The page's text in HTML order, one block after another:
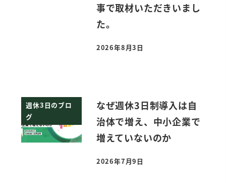
事で取材いただきいまし
た。
投稿日
2026年8月3日
週休3日のブロ
グ
なぜ週休3日制導入は自
治体で増え、中小企業で
増えていないのか
投稿日
2026年7月9日